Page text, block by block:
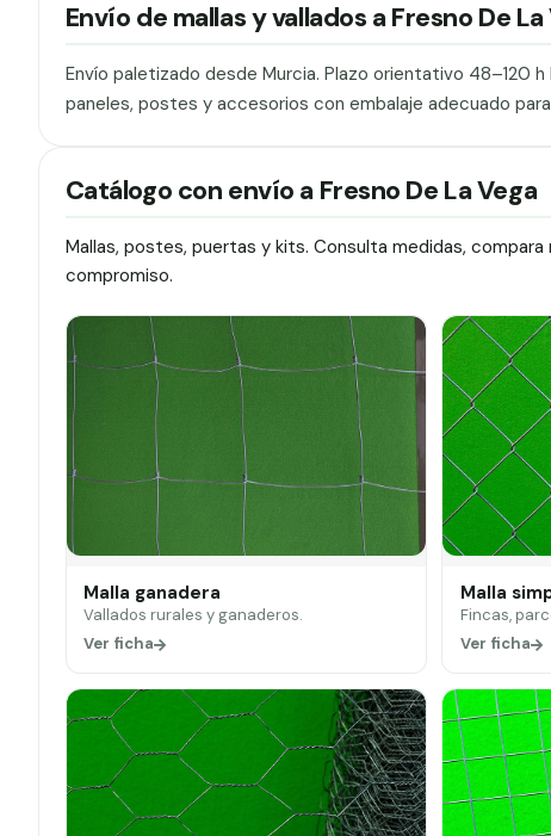
Envío de mallas y vallados a Fresno De La
Envío paletizado desde Murcia. Plazo orientativo 48–120
paneles, postes y accesorios con embalaje adecuado
Catálogo con envío a Fresno De La Vega
Mallas, postes, puertas y kits. Consulta medidas,
compromiso.
Malla ganadera
Vallados rurales y ganaderos.
Ver ficha
Malla
Fincas,
Ver ficha